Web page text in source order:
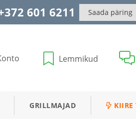
601 6211 Saada päring
Lemmikud
GRILLMAJAD KIIRE